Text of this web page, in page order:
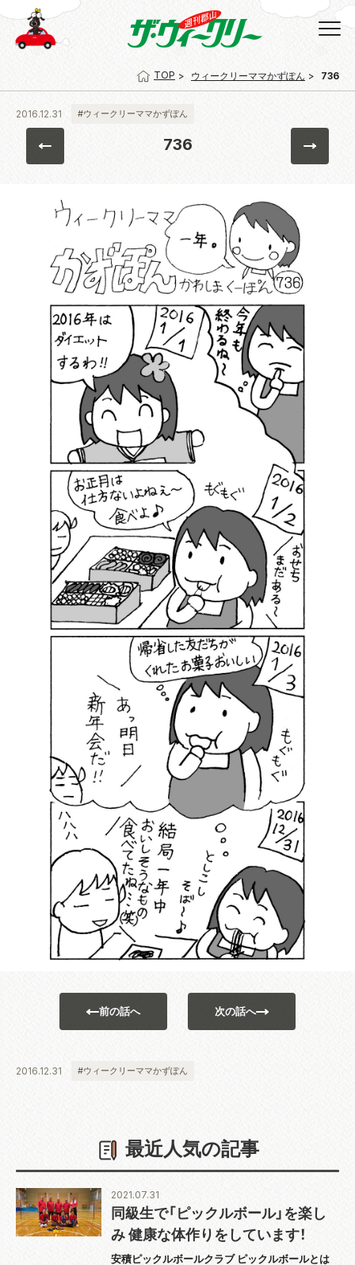
TOP ウィークリーママかずぽん 736
2016.12.31 #ウィークリーママかずぽん
736
前の話へ 次の話へ
2016.12.31 #ウィークリーママかずぽん
最近人気の記事
同級生で「ピックルボール」を楽し
み 健康な体作りをしています！
安積ピックルボールクラブ ピックルボールとは
2021.07.31